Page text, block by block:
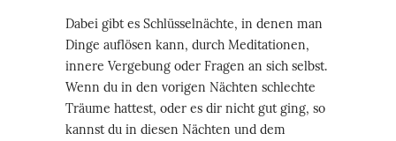
Dabei gibt es Schlüsselnächte, in denen man
Dinge auflösen kann, durch Meditationen,
innere Vergebung oder Fragen an sich selbst.
Wenn du in den vorigen Nächten schlechte
Träume hattest, oder es dir nicht gut ging, so
kannst du in diesen Nächten und dem